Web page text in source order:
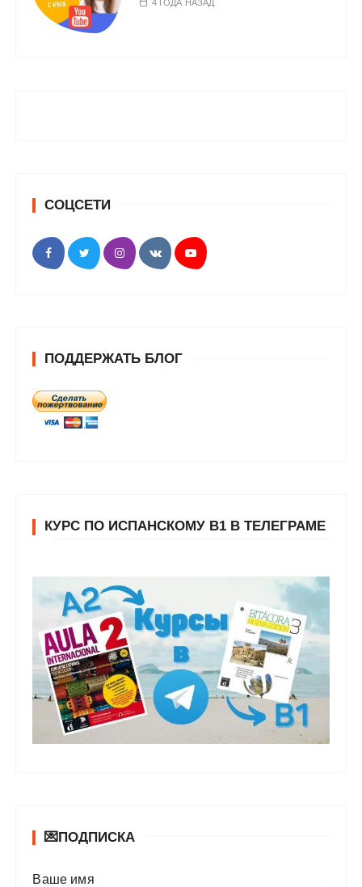
4 ГОДА НАЗАД
СОЦСЕТИ
ПОДДЕРЖАТЬ БЛОГ
КУРС ПО ИСПАНСКОМУ В1 В ТЕЛЕГРАМЕ
💌ПОДПИСКА
Ваше имя